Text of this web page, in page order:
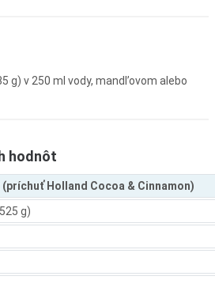
g) v 250 ml vody, mandl’ovom alebo
hodnôt
Holland Cocoa & Cinnamon)
g)